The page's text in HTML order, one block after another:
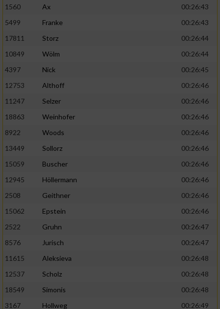
1560
Ax
00:26:43
5499
Franke
00:26:43
17811
Storz
00:26:44
10849
Wölm
00:26:44
4397
Nick
00:26:45
12753
Althoff
00:26:46
11247
Selzer
00:26:46
18863
Weinhofer
00:26:46
8922
Woods
00:26:46
13449
Sollorz
00:26:46
15059
Buscher
00:26:46
12945
Höllermann
00:26:46
2508
Geithner
00:26:46
15062
Epstein
00:26:46
2522
Gruhn
00:26:47
8576
Jurisch
00:26:47
11615
Aleksieva
00:26:48
12537
Scholz
00:26:48
18549
Simonis
00:26:48
3167
Hollweg
00:26:49